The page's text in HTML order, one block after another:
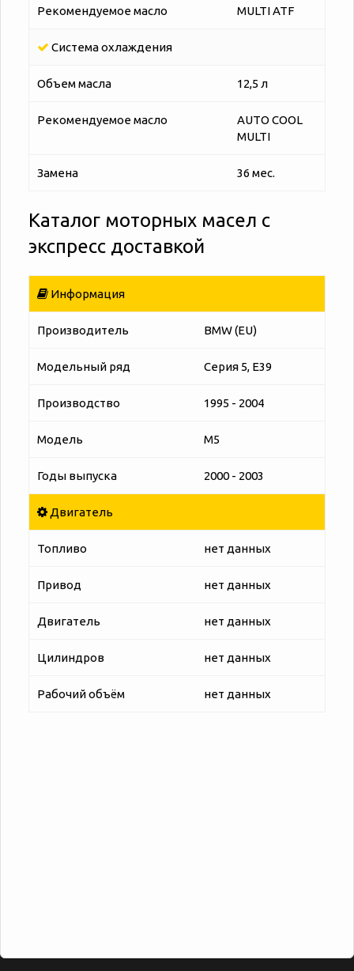
Рекомендуемое масло MULTI ATF
Система охлаждения
Объем масла 12,5 л
Рекомендуемое масло
AUTO COOL
MULTI
Замена 36 мес.
Каталог моторных масел с
экспресс доставкой
Информация
Производитель BMW (EU)
Модельный ряд Серия 5, E39
Производство 1995 - 2004
Модель M5
Годы выпуска 2000 - 2003
Двигатель
Топливо нет данных
Привод нет данных
Двигатель нет данных
Цилиндров нет данных
Рабочий объём нет данных